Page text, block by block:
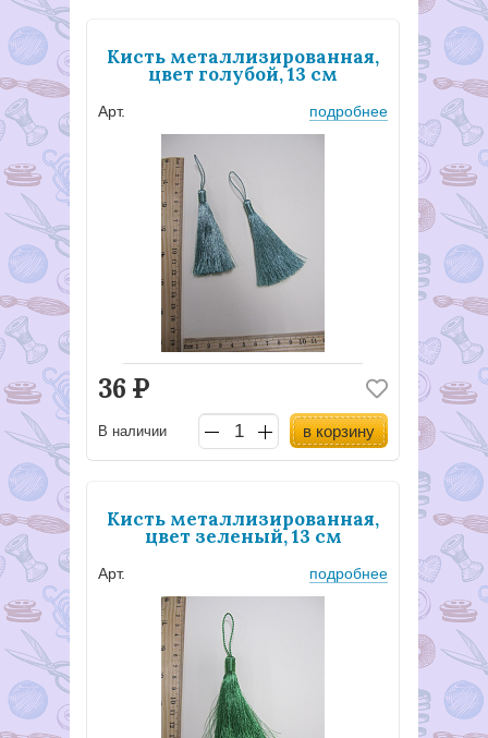
Кисть металлизированная,
цвет голубой, 13 см
Арт. подробнее
36 Р
В наличии в корзину
Кисть металлизированная,
цвет зеленый, 13 см
Арт. подробнее